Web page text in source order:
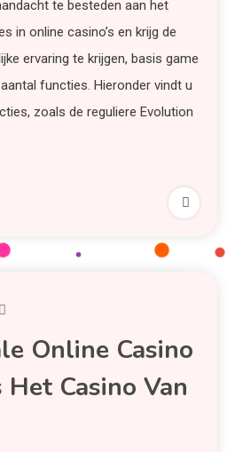
te besteden aan het
in online casino’s en krijg de
ervaring te krijgen, basis game
functies. Hieronder vindt u
zoals de reguliere Evolution
Online Casino
Casino Van